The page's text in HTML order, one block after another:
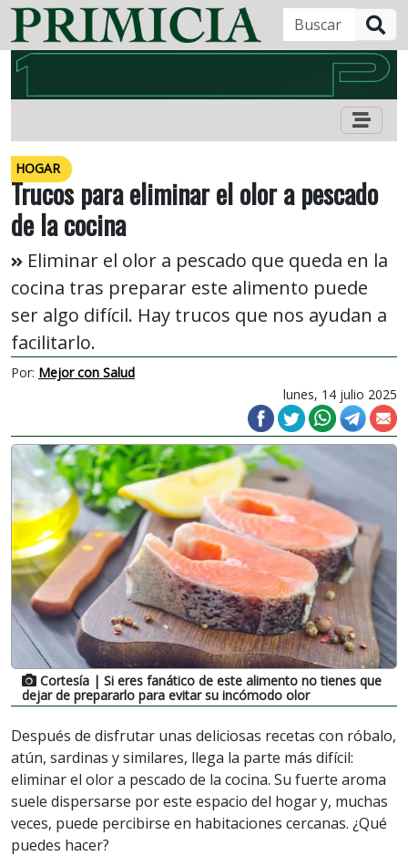
HOGAR
Trucos para eliminar el olor a pescado
de la cocina
Eliminar el olor a pescado que queda en la
cocina tras preparar este alimento puede
ser algo difícil. Hay trucos que nos ayudan a
facilitarlo.
Por: Mejor con Salud
lunes, 14 julio 2025
Cortesía | Si eres fanático de este alimento no tienes que
dejar de prepararlo para evitar su incómodo olor
Después de disfrutar unas deliciosas recetas con róbalo,
atún, sardinas y similares, llega la parte más difícil:
eliminar el olor a pescado de la cocina. Su fuerte aroma
suele dispersarse por este espacio del hogar y, muchas
veces, puede percibirse en habitaciones cercanas. ¿Qué
puedes hacer?